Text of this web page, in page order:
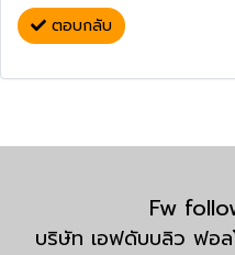
ตอบกลับ
Fw
บริษัท เอฟดับบลิว ฟอ